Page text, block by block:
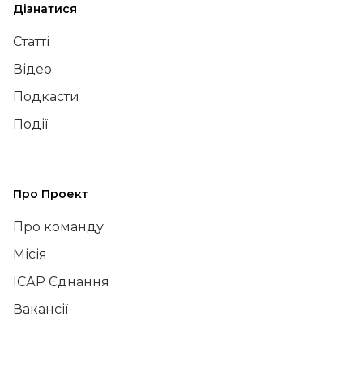
Дізнатися
Статті
Відео
Подкасти
Події
Про Проект
Про команду
Місія
ІСАР Єднання
Вакансії